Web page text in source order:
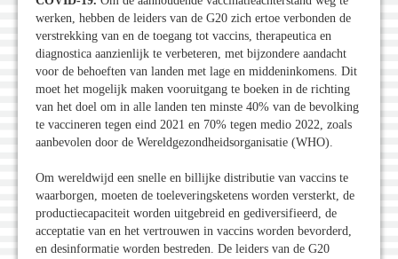
werken, hebben de leiders van de G20 zich ertoe verbonden de
verstrekking van en de toegang tot vaccins, therapeutica en
diagnostica aanzienlijk te verbeteren, met bijzondere aandacht
voor de behoeften van landen met lage en middeninkomens. Dit
moet het mogelijk maken vooruitgang te boeken in de richting
van het doel om in alle landen ten minste 40% van de bevolking
te vaccineren tegen eind 2021 en 70% tegen medio 2022, zoals
aanbevolen door de Wereldgezondheidsorganisatie (WHO).
Om wereldwijd een snelle en billijke distributie van vaccins te
waarborgen, moeten de toeleveringsketens worden versterkt, de
productiecapaciteit worden uitgebreid en gediversifieerd, de
acceptatie van en het vertrouwen in vaccins worden bevorderd,
en desinformatie worden bestreden. De leiders van de G20